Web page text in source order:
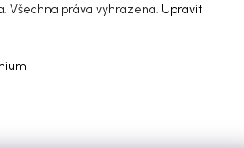
. Všechna práva vyhrazena. Upravit